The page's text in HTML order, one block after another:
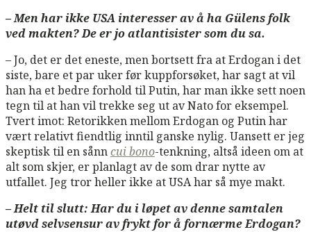
– Men har ikke USA interesser av å ha Gülens folk
ved makten? De er jo atlantisister som du sa.
– Jo, det er det eneste, men bortsett fra at Erdogan i det
siste, bare et par uker før kuppforsøket, har sagt at vil
han ha et bedre forhold til Putin, har man ikke sett noen
tegn til at han vil trekke seg ut av Nato for eksempel.
Tvert imot: Retorikken mellom Erdogan og Putin har
vært relativt fiendtlig inntil ganske nylig. Uansett er jeg
skeptisk til en sånncui bono-tenkning, altså ideen om at
alt som skjer, er planlagt av de som drar nytte av
utfallet. Jeg tror heller ikke at USA har så mye makt.
– Helt til slutt: Har du i løpet av denne samtalen
utøvd selvsensur av frykt for å fornærme Erdogan?